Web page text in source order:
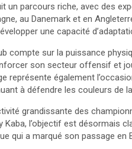
un parcours riche, avec des
au Danemark et en
une capacité
compte sur la puissance
son secteur offensif et
représente également
à défendre les couleurs de
grandissante des
l’objectif est désormais
qui a marqué son passage en